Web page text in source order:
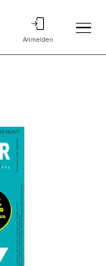
Anmelden